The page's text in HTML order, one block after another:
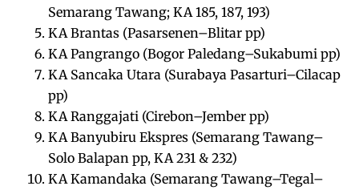
Semarang Tawang; KA 185, 187, 193)
KA Brantas (Pasarsenen–Blitar pp)
KA Pangrango (Bogor Paledang–Sukabumi pp)
KA Sancaka Utara (Surabaya Pasarturi–Cilacap
pp)
KA Ranggajati (Cirebon–Jember pp)
KA Banyubiru Ekspres (Semarang Tawang–
Solo Balapan pp, KA 231 & 232)
KA Kamandaka (Semarang Tawang–Tegal–